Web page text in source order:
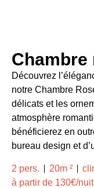
Chambre
Découvrez
notre Chambre
délicats et les
atmosphère
bénéficierez en
bureau design et
2 pers. 20m ²
à partir de 130€/nuit